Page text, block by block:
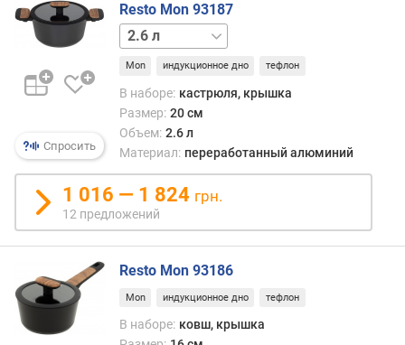
а
с
т
р
ю
к
о
в
ш
р
ы
ш
к
Спросить
Resto Mon 93187
4.4 л
Mon индукционное дно тефлон
В наборе: кастрюля, крышка
Размер: 20 см
Объем: 2.6 л
Материал: переработанный алюминий
1 016 — 1 824 грн.
12 предложений
Resto Mon 93186
Mon индукционное дно тефлон
В наборе: ковш, крышка